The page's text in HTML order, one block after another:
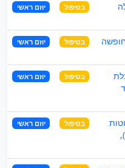
בטיפול יוזם ראשי
בטיפול יוזם ראשי
בטיפול יוזם ראשי
בטיפול יוזם ראשי